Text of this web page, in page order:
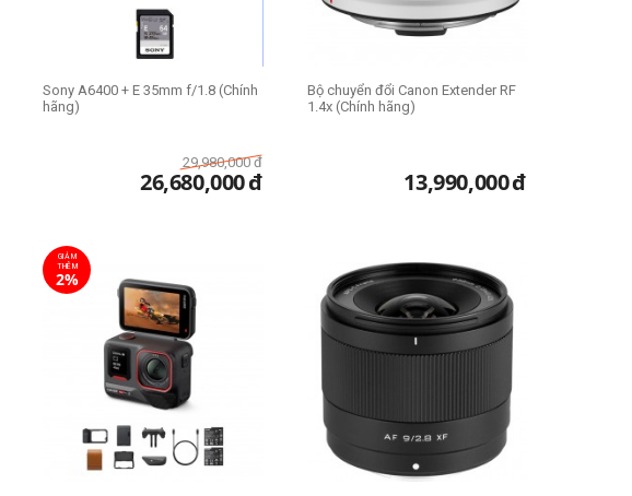
Sony A6400 + E 35mm f/1.8 (Chính
hãng)
29,980,000 đ
26,680,000đ
Bộ chuyển đổi Canon Extender RF
1.4x (Chính hãng)
13,990,000đ
GIẢM
THÊM
2%